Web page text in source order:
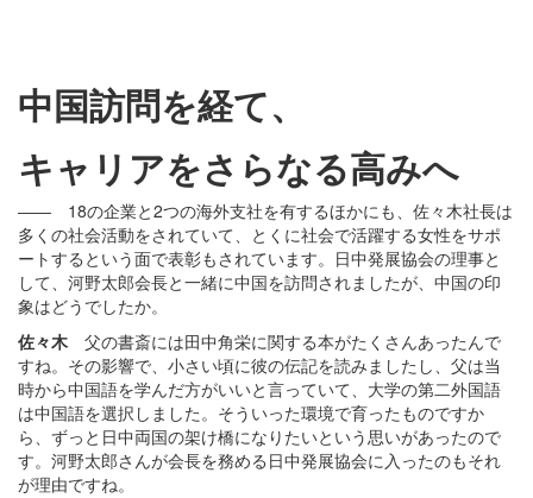
中国訪問を経て、
キャリアをさらなる高みへ
―― 18の企業と2つの海外支社を有するほかにも、佐々木社長は
多くの社会活動をされていて、とくに社会で活躍する女性をサポ
ートするという面で表彰もされています。日中発展協会の理事と
して、河野太郎会長と一緒に中国を訪問されましたが、中国の印
象はどうでしたか。
佐々木 父の書斎には田中角栄に関する本がたくさんあったんで
すね。その影響で、小さい頃に彼の伝記を読みましたし、父は当
時から中国語を学んだ方がいいと言っていて、大学の第二外国語
は中国語を選択しました。そういった環境で育ったものですか
ら、ずっと日中両国の架け橋になりたいという思いがあったので
す。河野太郎さんが会長を務める日中発展協会に入ったのもそれ
が理由ですね。